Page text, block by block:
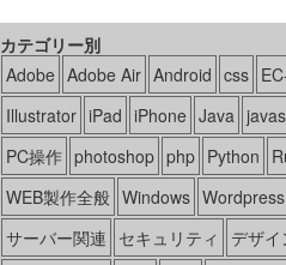
カテゴリー別
Adobe Adobe Air Android css
Illustrator iPad iPhone Java
PC操作 photoshop php Python
WEB製作全般 Windows Wordpress
サーバー関連 セキュリティ デザイ